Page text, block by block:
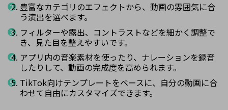
豊富なカテゴリのエフェクトから、動画の雰囲気に合
う演出を選べます。
フィルターや露出、コントラストなどを細かく調整で
き、見た目を整えやすいです。
アプリ内の音楽素材を使ったり、ナレーションを録音
したりして、動画の完成度を高められます。
TikTok向けテンプレートをベースに、自分の動画に合
わせて自由にカスタマイズできます。